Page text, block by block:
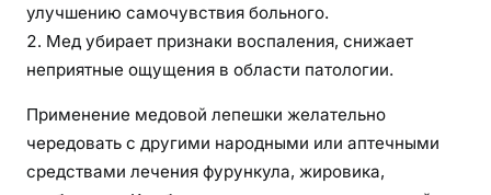
улучшению самочувствия больного.
Мед убирает признаки воспаления, снижает
неприятные ощущения в области патологии.
Применение медовой лепешки желательно
чередовать с другими народными или аптечными
средствами лечения фурункула, жировика,